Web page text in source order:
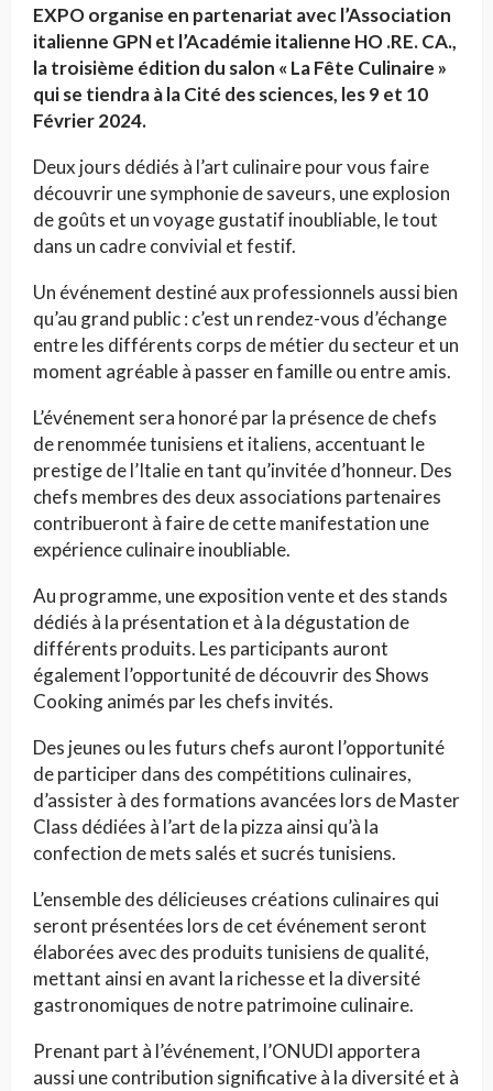
EXPO organise en partenariat avec l’Association
italienne GPN et l’Académie italienne HO .RE. CA.,
la troisième édition du salon « La Fête Culinaire »
qui se tiendra à la Cité des sciences, les 9 et 10
Février 2024.
Deux jours dédiés à l’art culinaire pour vous faire
découvrir une symphonie de saveurs, une explosion
de goûts et un voyage gustatif inoubliable, le tout
dans un cadre convivial et festif.
Un événement destiné aux professionnels aussi bien
qu’au grand public : c’est un rendez-vous d’échange
entre les différents corps de métier du secteur et un
moment agréable à passer en famille ou entre amis.
L’événement sera honoré par la présence de chefs
de renommée tunisiens et italiens, accentuant le
prestige de l’Italie en tant qu’invitée d’honneur. Des
chefs membres des deux associations partenaires
contribueront à faire de cette manifestation une
expérience culinaire inoubliable.
Au programme, une exposition vente et des stands
dédiés à la présentation et à la dégustation de
différents produits. Les participants auront
également l’opportunité de découvrir des Shows
Cooking animés par les chefs invités.
Des jeunes ou les futurs chefs auront l’opportunité
de participer dans des compétitions culinaires,
d’assister à des formations avancées lors de Master
Class dédiées à l’art de la pizza ainsi qu’à la
confection de mets salés et sucrés tunisiens.
L’ensemble des délicieuses créations culinaires qui
seront présentées lors de cet événement seront
élaborées avec des produits tunisiens de qualité,
mettant ainsi en avant la richesse et la diversité
gastronomiques de notre patrimoine culinaire.
Prenant part à l’événement, l’ONUDI apportera
aussi une contribution significative à la diversité et à